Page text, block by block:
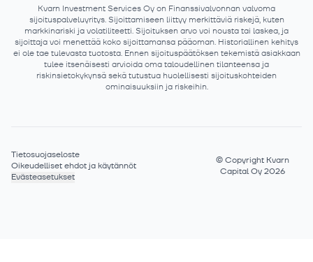
Kvarn Investment Services Oy on Finanssivalvonnan valvoma
sijoituspalveluyritys. Sijoittamiseen liittyy merkittäviä riskejä, kuten
markkinariski ja volatiliteetti. Sijoituksen arvo voi nousta tai laskea, ja
sijoittaja voi menettää koko sijoittamansa pääoman. Historiallinen kehitys
ei ole tae tulevasta tuotosta. Ennen sijoituspäätöksen tekemistä asiakkaan
tulee itsenäisesti arvioida oma taloudellinen tilanteensa ja
riskinsietokykynsä sekä tutustua huolellisesti sijoituskohteiden
ominaisuuksiin ja riskeihin.
Tietosuojaseloste
Oikeudelliset ehdot ja käytännöt
Evästeasetukset
©Copyright Kvarn
Capital Oy 2026